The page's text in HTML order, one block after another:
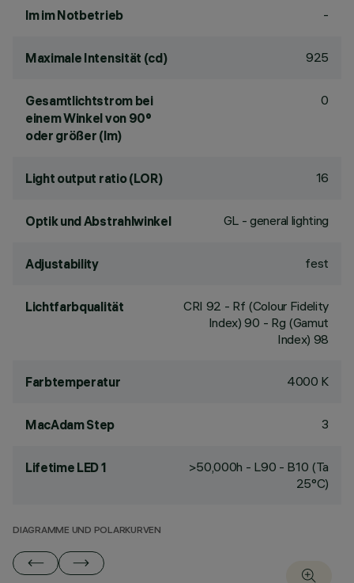
lm im Notbetrieb -
Maximale Intensität (cd) 925
Gesamtlichtstrom bei
einem Winkel von 90°
oder größer (lm)
0
Light output ratio (LOR) 16
Optik und Abstrahlwinkel GL - general lighting
Adjustability fest
Lichtfarbqualität CRI 92 - Rf (Colour Fidelity
Index) 90 - Rg (Gamut
Index) 98
Farbtemperatur 4000 K
MacAdam Step 3
Lifetime LED 1
>50,000h - L90 - B10 (Ta
25°C)
DIAGRAMME UND POLARKURVEN